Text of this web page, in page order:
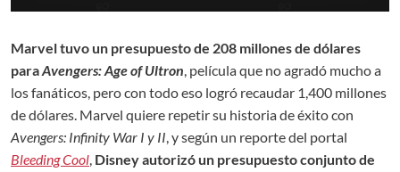
Marvel tuvo un presupuesto de 208 millones de dólares
paraAvengers: Age of Ultron, película que no agradó mucho a
los fanáticos, pero con todo eso logró recaudar 1,400 millones
de dólares. Marvel quiere repetir su historia de éxito con
Avengers: Infinity War I y II, y según un reporte del portal
Bleeding Cool, Disney autorizó un presupuesto conjunto de